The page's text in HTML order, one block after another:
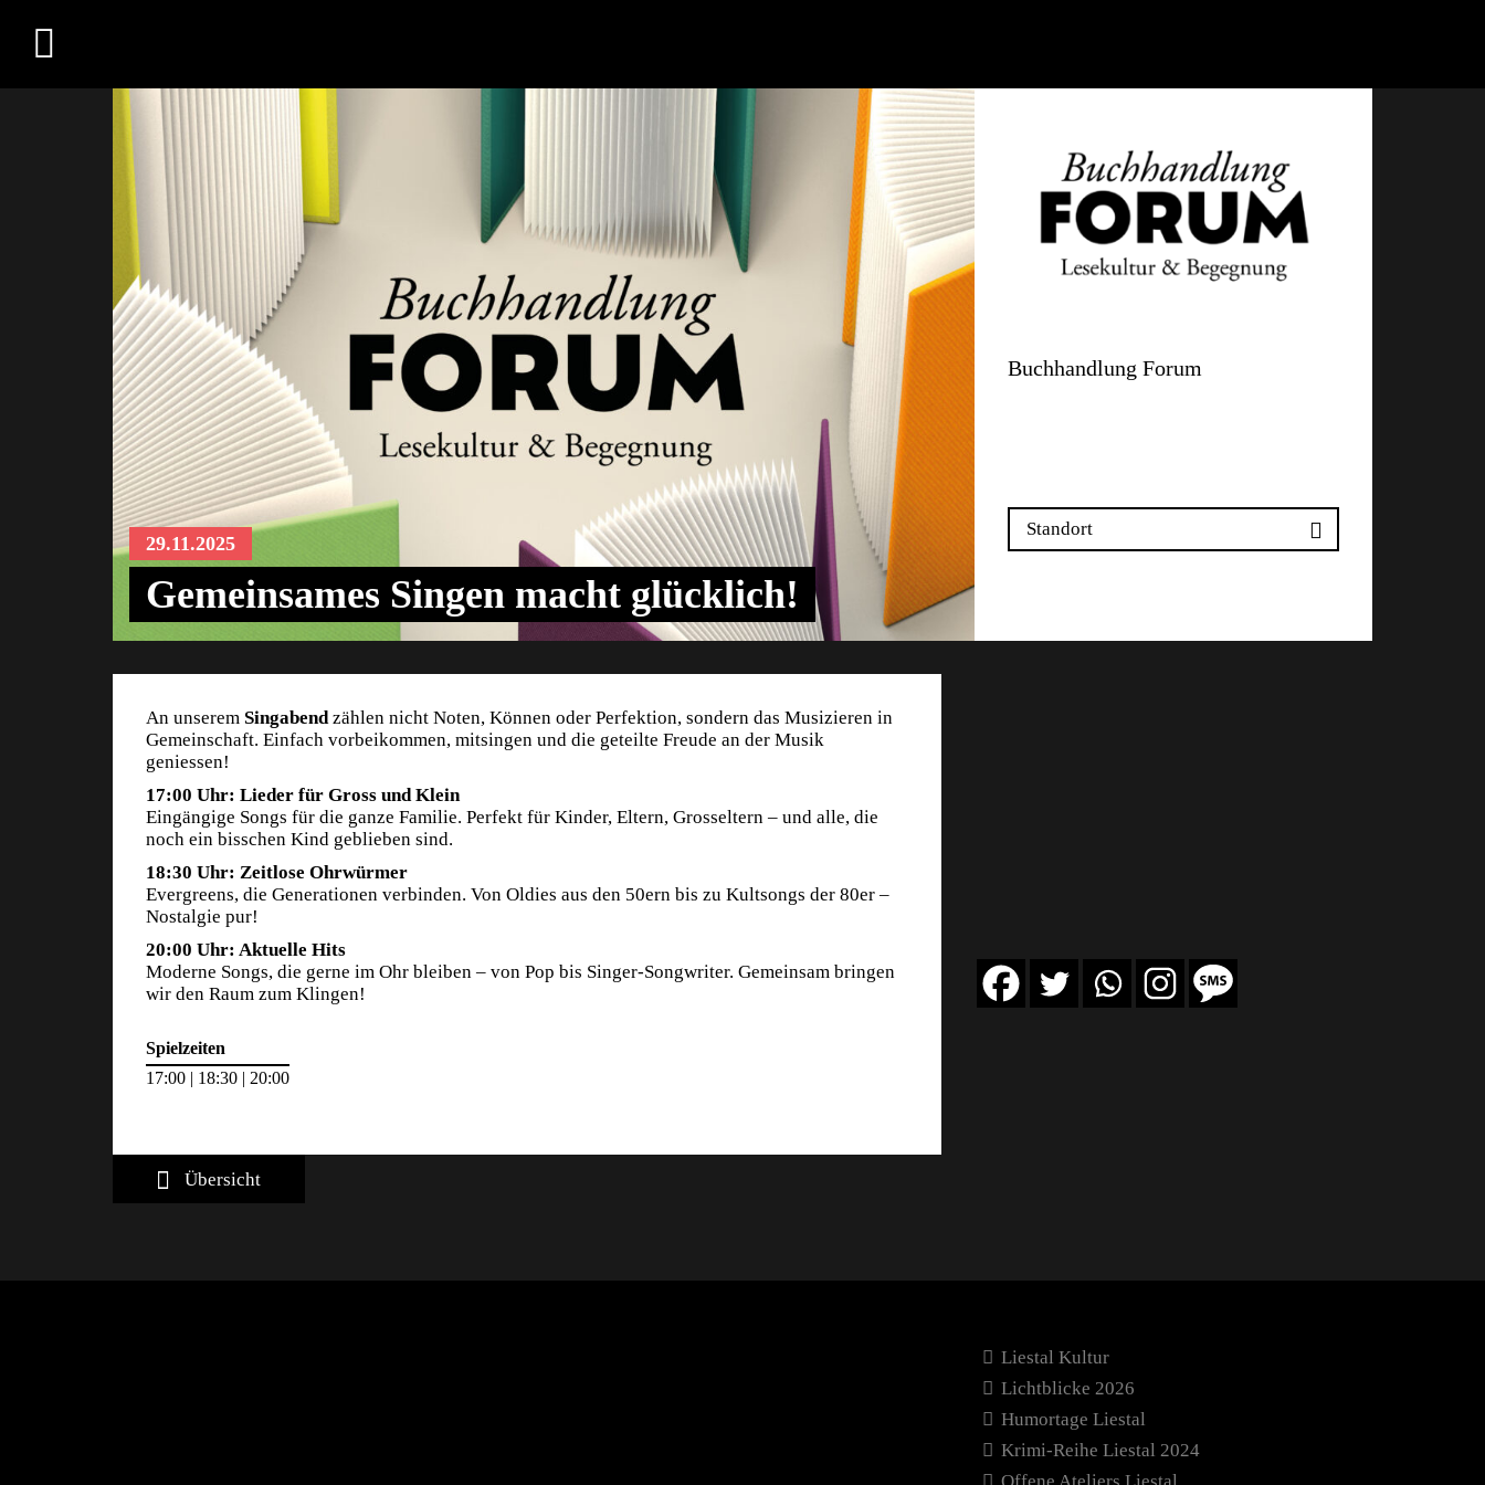
29.11.2025
Gemeinsames Singen macht glücklich!
An unserem Singabendzählen nicht Noten, Können oder Perfektion, sondern das Musizieren in
Gemeinschaft. Einfach vorbeikommen, mitsingen und die geteilte Freude an der Musik
geniessen!
17:00 Uhr: Lieder für Gross und Klein
Eingängige Songs für die ganze Familie. Perfekt für Kinder, Eltern, Grosseltern – und alle, die
noch ein bisschen Kind geblieben sind.
18:30 Uhr: Zeitlose Ohrwürmer
Evergreens, die Generationen verbinden. Von Oldies aus den 50ern bis zu Kultsongs der 80er –
Nostalgie pur!
20:00 Uhr: Aktuelle Hits
Moderne Songs, die gerne im Ohr bleiben – von Pop bis Singer-Songwriter. Gemeinsam bringen
wir den Raum zum Klingen!
Spielzeiten
17:00 | 18:30 | 20:00
Buchhandlung Forum
Standort
Übersicht
Liestal Kultur
Lichtblicke 2026
Humortage Liestal
Krimi-Reihe Liestal 2024